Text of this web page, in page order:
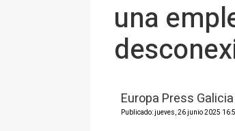
una
Europa Press Galicia
Publicado: jueves, 26 junio 2025